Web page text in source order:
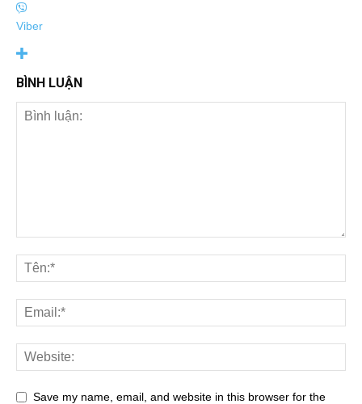
Viber
BÌNH LUẬN
Save my name, email, and website in this browser for the